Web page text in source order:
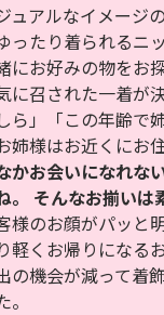
ュアルなイメージ
ゆったり着られる
にお好みの物をお
に召された一着が
ら」「この年齢で
姉様はお近くにお
かお会いになれな
。 そんなお揃いは
様のお顔がパッと
軽くお帰りになる
の機会が減って着
。